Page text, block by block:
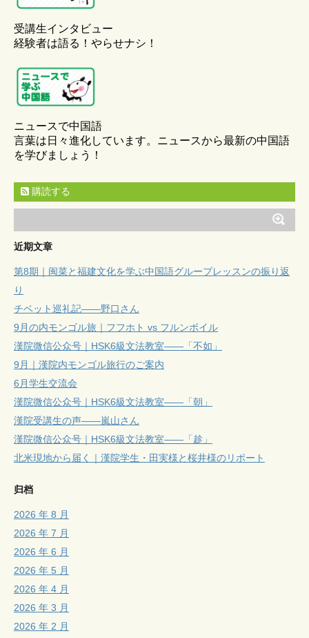
受講生インタビュー
経験者は語る！やらせナシ！
ニュースで中国語
言葉は日々進化しています。ニュースから最新の中国語
を学びましょう！
購読する
近期文章
第8期｜闽菜と福建文化を学ぶ中国語グループレッスンの振り返
り
チベット巡礼記——野口さん
9月の内モンゴル旅｜フフホト vs フルンボイル
漢院微信公众号｜HSK6級文法教室——「不如」
9月｜漢院内モンゴル旅行のご案内
6月学生交流会
漢院微信公众号｜HSK6級文法教室——「朝」
漢院受講生の声——嵐山さん
漢院微信公众号｜HSK6級文法教室——「趁」
北米現地から届く｜漢院学生・田実様と桜井様のリポート
归档
2026 年 8 月
2026 年 7 月
2026 年 6 月
2026 年 5 月
2026 年 4 月
2026 年 3 月
2026 年 2 月